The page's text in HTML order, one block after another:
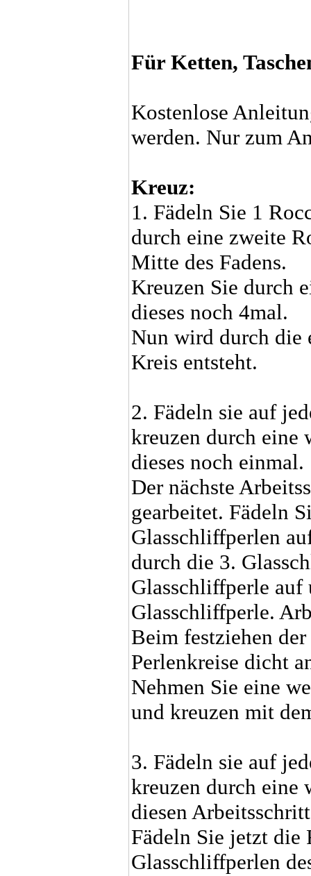
Für Ketten,
Kostenlose
werden. Nur zum
Kreuz:
1. Fädeln Sie 1
durch eine zweite
Mitte des Fadens.
Kreuzen Sie durch
dieses noch 4mal.
Nun wird durch die
Kreis entsteht.
2. Fädeln sie auf
kreuzen durch eine
dieses noch einmal.
Der nächste
gearbeitet. Fädeln
Glasschliffperlen
durch die 3.
Glasschliffperle auf
Glasschliffperle.
Beim festziehen
Perlenkreise dicht
Nehmen Sie eine
und kreuzen mit
3. Fädeln sie auf
kreuzen durch eine
diesen
Fädeln Sie jetzt die
Glasschliffperlen